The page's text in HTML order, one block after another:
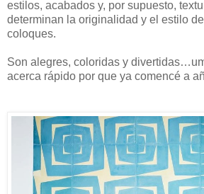
estilos, acabados y, por supuesto,
determinan la originalidad y el estilo
coloques.
Son alegres, coloridas y
acerca rápido por que ya comencé a